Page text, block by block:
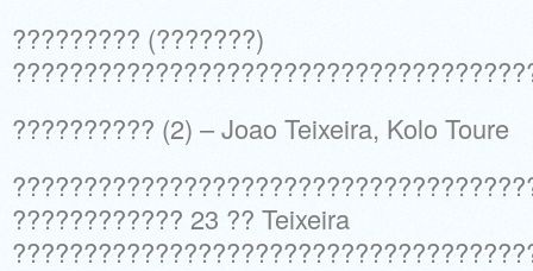
????????? (???????)
?????????? (2) – Joao Teixeira, Kolo Toure
???????????? 23 ?? Teixeira